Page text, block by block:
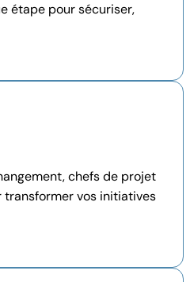
étape pour sécuriser,
chefs de projet
vos initiatives